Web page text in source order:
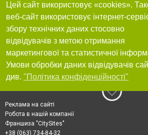
Цей сайт використовує «cookies».
веб-сайт використовує інтернет-
збору технічних даних стосовно
відвідувачів з метою отримання
маркетингової та статистичної
Умови обробки даних відвідувачів
див. "Політика конфіденційності"
Реклама на сайті
Робота в нашій компанії
Франшиза "CitySites"
+38 (063) 734-84-32